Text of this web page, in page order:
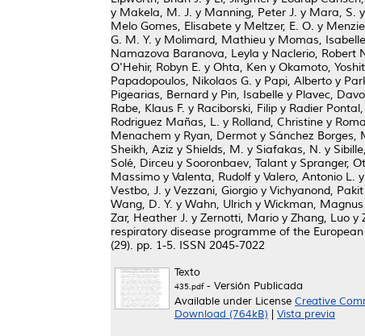
y Makela, M. J. y Manning, Peter J. y Mara, S. y
Melo Gomes, Elisabete y Meltzer, E. O. y
G. M. Y. y Molimard, Mathieu y Momas, Isabelle
Namazova Baranova, Leyla y Naclerio, Robert
O'Hehir, Robyn E. y Ohta, Ken y Okamoto,
Papadopoulos, Nikolaos G. y Papi, Alberto y
Pigearias, Bernard y Pin, Isabelle y Plavec,
Rabe, Klaus F. y Raciborski, Filip y Radier Pontal,
Rodriguez Mañas, L. y Rolland, Christine y
Menachem y Ryan, Dermot y Sánchez Borges,
Sheikh, Aziz y Shields, M. y Siafakas, N. y
Solé, Dirceu y Sooronbaev, Talant y Spranger,
Massimo y Valenta, Rudolf y Valero, Antonio L. y
Vestbo, J. y Vezzani, Giorgio y Vichyanond, Pakit
Wang, D. Y. y Wahn, Ulrich y Wickman, Magnus
Zar, Heather J. y Zernotti, Mario y Zhang, Luo y
respiratory disease programme of the
(29). pp. 1-5. ISSN 2045-7022
Texto
435.pdf- Versión Publicada
Available under License Creative
Download (764kB)
Vista previa